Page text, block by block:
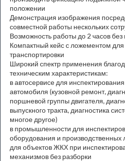
положении
Демонстрация изображения
совместной работы нескольких
Возможность работы до 2 часов без
Компактный кейс с ложементом
транспортировки
Широкий спектр применения
техническим характеристикам:
в автосервисе для
автомобиля (кузовной ремонт,
поршневой группы двигателя,
выпускного тракта, диагностика
многое другое)
в промышленности для
оборудования и производственных
для объектов ЖКХ при
механизмов без разборки